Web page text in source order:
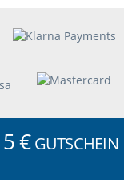
5 €GUTSCHEIN